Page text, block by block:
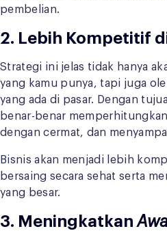
pembelian.
2. Lebih Kompetitif
Strategi ini jelas tidak hanya
yang kamu punya, tapi juga
yang ada di pasar. Dengan
benar-benar
dengan cermat, dan
Bisnis akan menjadi lebih
bersaing secara sehat serta
yang besar.
3. Meningkatkan